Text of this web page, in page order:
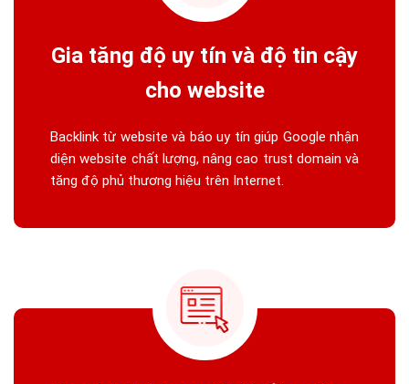
Gia tăng độ uy tín và độ tin cậy
cho website
Backlink từ website và báo uy tín giúp Google nhận
diện website chất lượng, nâng cao trust domain và
tăng độ phủ thương hiệu trên Internet.